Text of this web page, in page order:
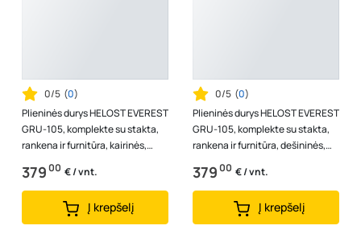
0/5 (0)
Plieninės durys HELOST EVEREST
GRU-105, komplekte su stakta,
rankena ir furnitūra, kairinės,
spalva antracito/baltas med...
37900 € / vnt.
Į krepšelį
0/5 (0)
Plieninės durys HELOST EVEREST
GRU-105, komplekte su stakta,
rankena ir furnitūra, dešininės,
spalva antracito/baltas me...
37900 € / vnt.
Į krepšelį